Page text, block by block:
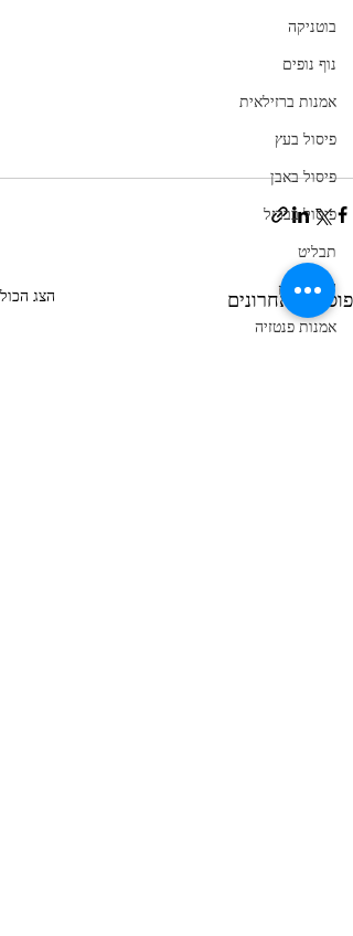
בוטניקה
נוף נופים
אמנות ברזילאית
פיסול בעץ
פיסול באבן
פיסול בברזל
תבליט
'אסמבלאז
אמנות פנטזיה
פוסטים אחרונים הצג הכול